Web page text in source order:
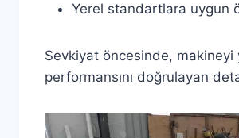
Yerel standartlara uygun
Sevkiyat öncesinde,
performansını doğrulayan